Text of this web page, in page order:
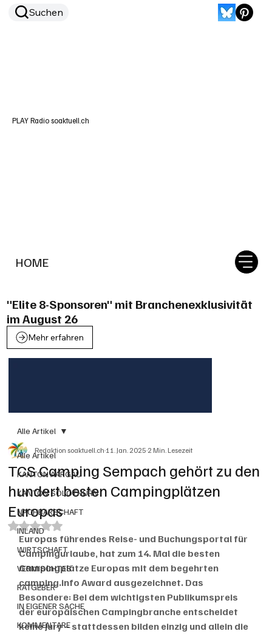
HOME
Suchen
PLAY Radio soaktuell.ch
"Elite 8-Sponsoren" mit Branchenexklusivität
im August 26
Mehr erfahren
Alle Artikel
KANTON AARGAU
KANTON SOLOTHURN
NACHBARSCHAFT
INLAND
WIRTSCHAFT
VERMISCHTES
RATGEBER
IN EIGENER SACHE
KOMMENTARE
Alle Artikel
TCS Camping Sempach gehört zu den
hundert besten Campingplätzen
Europas
Redaktion soaktuell.ch11. Jan. 20252 Min. Lesezeit
Mit NaN von 5 Sternen bewertet.
Europas führendes Reise- und Buchungsportal für
Campingurlaube, hat zum 14. Mal die besten
Campingplätze Europas mit dem begehrten
camping.info Award ausgezeichnet. Das
Besondere: Bei dem wichtigsten Publikumspreis
der europäischen Campingbranche entscheidet
keine Jury – stattdessen bilden einzig und allein die